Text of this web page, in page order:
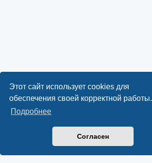
Этот сайт использует cookies для
обеспечения своей корректной работы.
Подробнее
Согласен